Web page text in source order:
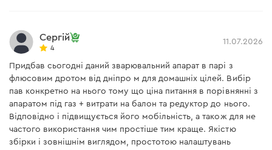
Сергій
4
11.07.2026
Придбав сьогодні даний зварювальний апарат в парі з
флюсовим дротом від дніпро м для домашніх цілей. Вибір
пав конкретно на нього тому що ціна питання в порівнянні з
апаратом під газ + витрати на балон та редуктор до нього.
Відповідно і підвищується його мобільність, а також для не
частого використання чим простіше тим краще. Якістю
збірки і зовнішнім виглядом, простотою налаштувань